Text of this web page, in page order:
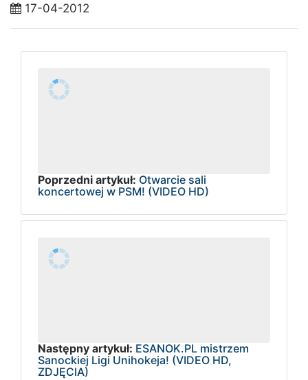
17-04-2012
Poprzedni artykuł: Otwarcie sali
koncertowej w PSM! (VIDEO HD)
Następny artykuł: ESANOK.PL mistrzem
Sanockiej Ligi Unihokeja! (VIDEO HD,
ZDJĘCIA)